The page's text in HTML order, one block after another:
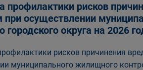
профилактики рисков
при осуществлении
городского округа на 2026
рисков причинения
муниципального жилищного